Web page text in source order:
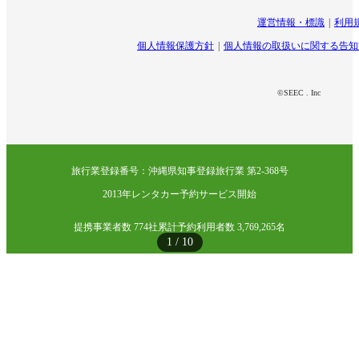
1 / 10
運営情報・標識 利用
個人情報保護方針 個人情報の取扱いに関する告
©SEEC . Inc
旅行業登録番号：沖縄県知事登録旅行業 第2-368号
2013年レンタカー予約サービス開始
提携事業者数 774社累計予約利用者数 3,769,265名